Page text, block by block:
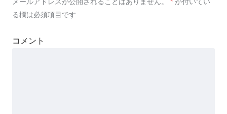
メールアドレスが公開されることはありません。 * が付いてい
る欄は必須項目です
コメント